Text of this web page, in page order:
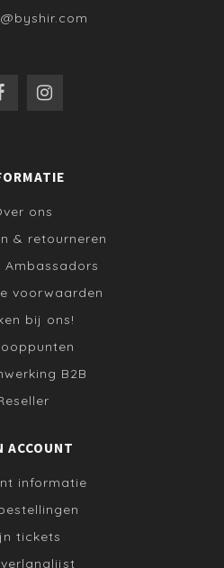
ons
& retourneren
Ambassadors
voorwaarden
bij ons!
B2B
ACCOUNT
informatie
tickets